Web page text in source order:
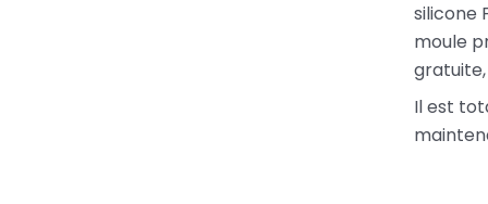
silicone
moule
gratuite,
Il est